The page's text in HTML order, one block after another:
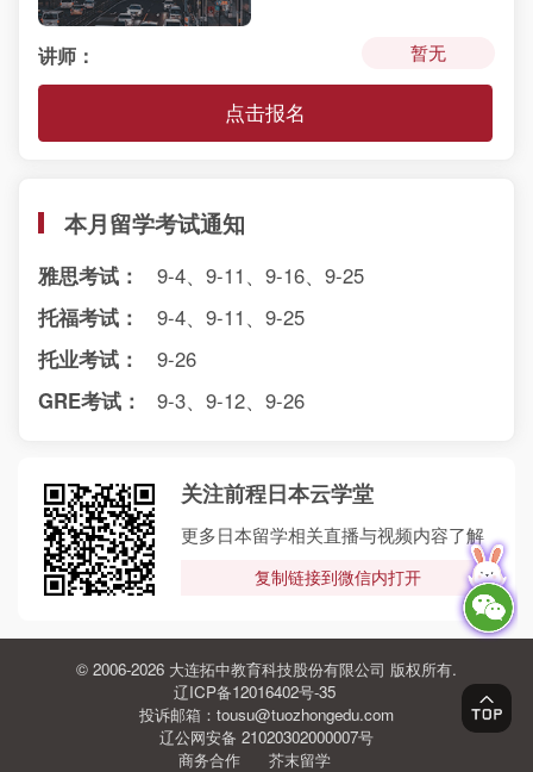
讲师： 暂无
点击报名
本月留学考试通知
雅思考试：
9-4、9-11、9-16、9-25
托福考试：
9-4、9-11、9-25
托业考试：
9-26
GRE考试：
9-3、9-12、9-26
关注前程日本云学堂
更多日本留学相关直播与视频内容了解
复制链接到微信内打开
© 2006-2026 大连拓中教育科技股份有限公司 版权所有.
辽ICP备12016402号-35
投诉邮箱：tousu@tuozhongedu.com
辽公网安备 21020302000007号
商务合作
芥末留学